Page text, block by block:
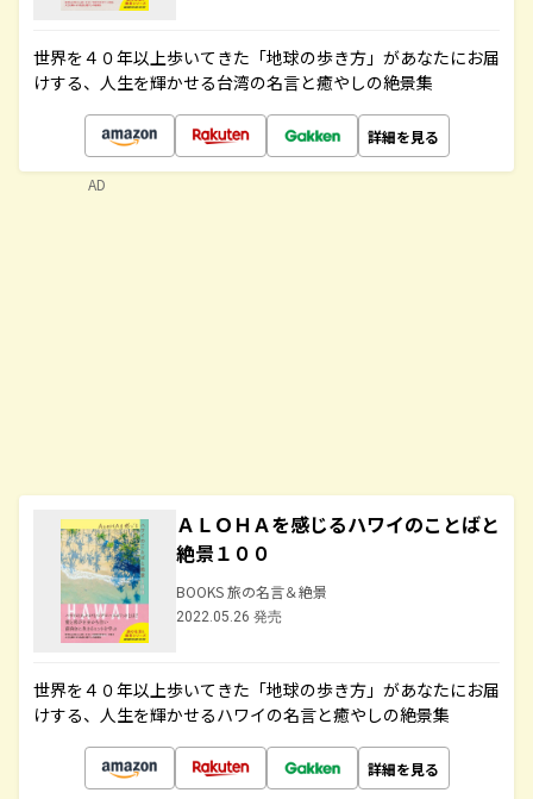
世界を４０年以上歩いてきた「地球の歩き方」があなたにお届
けする、人生を輝かせる台湾の名言と癒やしの絶景集
詳細を見る
ＡＬＯＨＡを感じるハワイのことばと
絶景１００
BOOKS 旅の名言＆絶景
2022.05.26 発売
世界を４０年以上歩いてきた「地球の歩き方」があなたにお届
けする、人生を輝かせるハワイの名言と癒やしの絶景集
詳細を見る
AD